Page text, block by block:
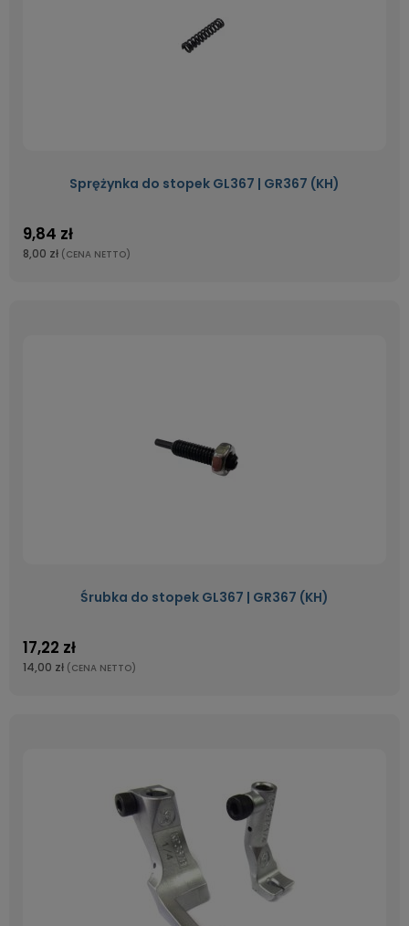
Sprężynka do stopek GL367 | GR367 (KH)
9,84 zł
8,00 zł (CENA NETTO)
Śrubka do stopek GL367 | GR367 (KH)
17,22 zł
14,00 zł (CENA NETTO)